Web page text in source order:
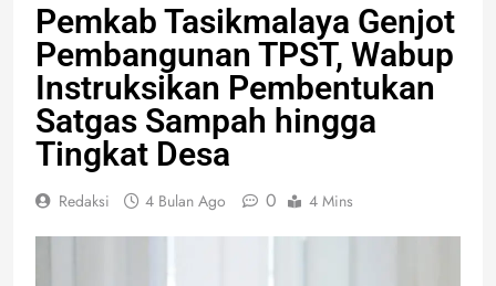
Pemkab Tasikmalaya Genjot
Pembangunan TPST, Wabup
Instruksikan Pembentukan
Satgas Sampah hingga
Tingkat Desa
Redaksi 4 Bulan Ago 0 4 Mins